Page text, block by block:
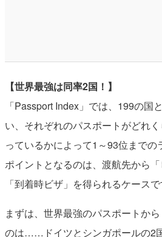
【世界最強は同率2国！】
「Passport Index」では、199の国
い、それぞれのパスポートがどれ
っているかによって1～93位までの
ポイントとなるのは、渡航先から
「到着時ビザ」を得られるケースで
まずは、世界最強のパスポートか
のは……ドイツとシンガポールの2